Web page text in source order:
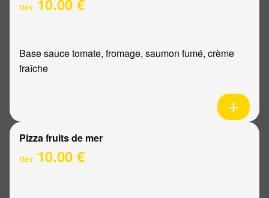
Dès
Base sauce tomate, fromage, saumon fumé, crème
fraîche
Pizza fruits de mer
Dès 10.00 €